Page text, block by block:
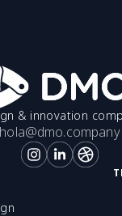
& innovation
hola@dmo.company